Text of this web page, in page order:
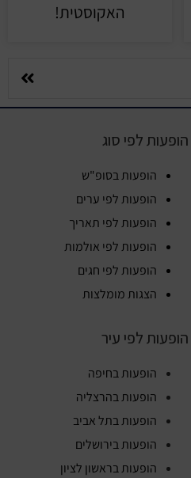
האקוסטית!
הופעות לפי סוג
הופעות בסופ"ש
הופעות לפי ערים
הופעות לפי תאריך
הופעות לפי אולמות
הופעות לפי חגים
הצגות מומלצות
הופעות לפי עיר
הופעות בחיפה
הופעות בהרצליה
הופעות בתל אביב
הופעות בירושלים
הופעות בראשון לציון